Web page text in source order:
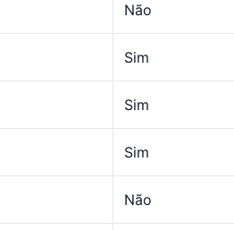
Não
Sim
Sim
Sim
Não